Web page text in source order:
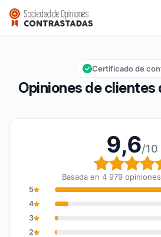
John Steel
Calificación global: 9,6 de 10
9,6/10
Opiniones de clientes
Certificado de
9,6/10
Basada en 4 979
5
4
3
2